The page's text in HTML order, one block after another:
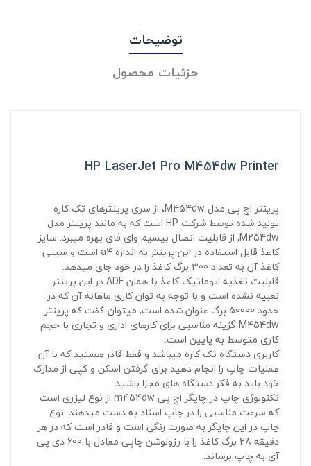
توضیحات
جزئیات محصول
HP LaserJet Pro M454dw Printer
پرینتر اچ پی مدل M454dw، از سری پرینترهای تک کاره
تولید شده توسط شرکت HP است که به مانند پرینتر مدل
M254dw, از قابلیت اتصال بیسیم وای فای بهره میبرد. سایز
کاغذ قابل استفاده در این پرینتر به اندازه a4 است و سینی
کاغذ آن به تعداد 300 برگ کاغذ را در خود جای میدهد.
قابلیت تغذیه اتوماتیک کاغذ یا همان ADF در این پرینتر
تعبیه نشده است و با توجه به توان کاری ماهانه آن که در
حدود 50000 برگ عنوان شده است, میتوان گفت که پرینتر
M454dw گزینه مناسبی برای کارهای اداری و تجاری با حجم
کاری متوسط به پایین است.
کاربری دستگاه تک کاره میباشد و فقط قادر هستید که با آن
عملیات چاپ را انجام دهید برای گرفتن اسکن و کپی از مدارک
خود باید به فکر دستگاه های مجزا باشید.
تکنولوژی چاپ در چاپگر اچ پی m454dw از نوع لیزری است
که سرعت مناسبی را در چاپ اسناد به دست میدهند. نوع
چاپ در این چاپگر به صورت رنگی است و قادر است که در هر
دقیقه 28 برگ کاغذ را با رزولوشن چاپی معادل با 600 دی پی
آی به چاپ برساند.